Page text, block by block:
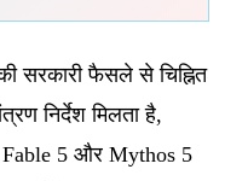
सरकारी फैसले से चिह्नित
निर्देश मिलता है,
5 और Mythos 5